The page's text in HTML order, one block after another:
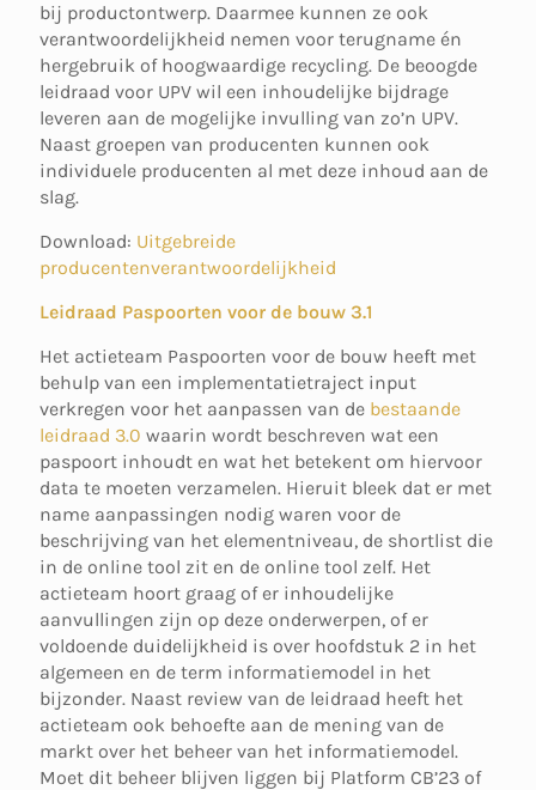
bij productontwerp. Daarmee kunnen ze ook
verantwoordelijkheid nemen voor terugname én
hergebruik of hoogwaardige recycling. De beoogde
leidraad voor UPV wil een inhoudelijke bijdrage
leveren aan de mogelijke invulling van zo’n UPV.
Naast groepen van producenten kunnen ook
individuele producenten al met deze inhoud aan de
slag.
Download: Uitgebreide
producentenverantwoordelijkheid
Leidraad Paspoorten voor de bouw 3.1
Het actieteam Paspoorten voor de bouw heeft met
behulp van een implementatietraject input
verkregen voor het aanpassen van de bestaande
leidraad 3.0 waarin wordt beschreven wat een
paspoort inhoudt en wat het betekent om hiervoor
data te moeten verzamelen. Hieruit bleek dat er met
name aanpassingen nodig waren voor de
beschrijving van het elementniveau, de shortlist die
in de online tool zit en de online tool zelf. Het
actieteam hoort graag of er inhoudelijke
aanvullingen zijn op deze onderwerpen, of er
voldoende duidelijkheid is over hoofdstuk 2 in het
algemeen en de term informatiemodel in het
bijzonder. Naast review van de leidraad heeft het
actieteam ook behoefte aan de mening van de
markt over het beheer van het informatiemodel.
Moet dit beheer blijven liggen bij Platform CB’23 of